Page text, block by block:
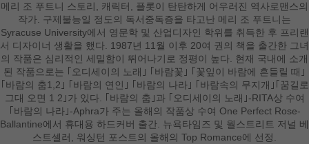
메리 조 푸트니 스토리, 캐릭터, 플롯이 탄탄하게 어우러진 역사로맨스의
작가. 구제불능일 정도의 독서중독증을 타고난 메리 조 푸트니는
Syracuse University에서 영문학 및 산업디자인 학위를 취득한 후 프리랜
서 디자이너 생활을 했다. 1987년 11월 이후 20여 권의 책을 출간한 그녀
의 작품은 심리적인 세밀함이 뛰어나기로 정평이 높다. 현재 국내에 소개
된 작품으로는 ｢오디세이의 노래｣ ｢바람꽃｣ ｢꽃잎이 바람에 흔들릴 때｣
｢바람의 춤1,2｣ ｢바람의 연인｣ ｢바람의 나라｣ ｢바람속의 무지개｣｢꿈길로
그대 오면 1 2｣가 있다. ｢바람의 춤｣과 ｢오디세이의 노래｣-RITA상 수여
｢바람의 나라｣-Aphra가 주는 올해의 작품상 수여 One Perfect Rose-
Ballantine에서 휴대용 하드커버 출간. 뉴욕타임즈 및 월스트리트 저널 베
스트셀러, 워싱턴 포스트의 올해의 Top Romance에 선정.